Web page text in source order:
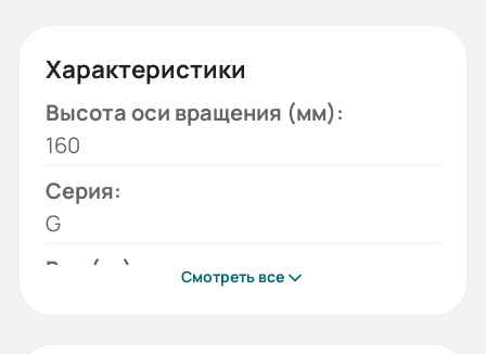
Характеристики
Высота оси вращения (мм):
160
Серия:
G
Вес (кг):
Смотреть все